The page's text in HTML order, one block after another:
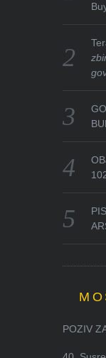
POZIV